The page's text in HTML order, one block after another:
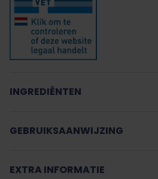
INGREDIËNTEN
GEBRUIKSAANWIJZING
EXTRA INFORMATIE